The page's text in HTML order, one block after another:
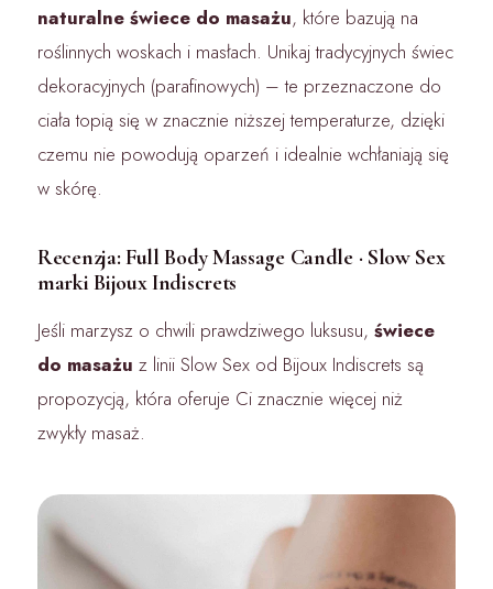
naturalne świece do masażu, które bazują na
roślinnych woskach i masłach. Unikaj tradycyjnych świec
dekoracyjnych (parafinowych) – te przeznaczone do
ciała topią się w znacznie niższej temperaturze, dzięki
czemu nie powodują oparzeń i idealnie wchłaniają się
w skórę.
Recenzja: Full Body Massage Candle · Slow Sex
marki Bijoux Indiscrets
Jeśli marzysz o chwili prawdziwego luksusu, świece
do masażu z linii Slow Sex od Bijoux Indiscrets są
propozycją, która oferuje Ci znacznie więcej niż
zwykły masaż.